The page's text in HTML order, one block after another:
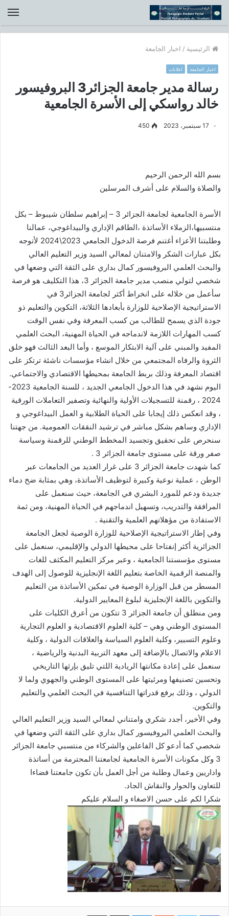
الرئيسية / اخبار الجامعة
اخبار الجامعة اعلانات
رسالة مدير جامعة الجزائر3 البروفيسور
خالد رواسكي إلى الأسرة الجامعية
17 سبتمبر، 2023 450
بسم الله الرحمن الرحيم
والصلاة والسلام على أشرف المرسلين
الأسرة الجامعية لجامعة الجزائر 3 – إبراهيم سلطان شيبوط – بكل
منتسبيها،الزملاء الأساتذة ،الطاقم الإداري والبيداغوجي، عمالنا
وطلبتنا الأعزاء أغتنم فرصة الدخول الجامعي 2023\2024 لأتوجه
بكل عبارات الشكر والامتنان لمعالي السيد وزير التعليم العالي
والبحث العلمي البروفيسور كمال بداري على الثقة التي وضعها في
شخصي لتولي منصب مدير جامعة الجزائر 3، هذا التكليف هو فرصة
سأعمل من خلاله على انخراط أكثر لجامعة الجزائر3 في
الاستراتيجية الإصلاحية للوزارة بأبعادها الثلاثة، التكوين والتعليم ذو
جودة الذي يسمح للطالب من كسب المعرفة وفي نفس الوقت
كسب المهارات اللازمة لاندماجه في الحياة المهنية، البحث العلمي
المفيد والمبني على آلية الابتكار الموسع ، وأما البعد الثالث فهو خلق
الثروة والرفاه المجتمعي من خلال انشاء مؤسسات ناشئة ترتكز على
اقتصاد المعرفة وذلك بربط الجامعة بمحيطها الاقتصادي والاجتماعي.
اليوم نشهد في هذا الدخول الجامعي الجديد ، للسنة الجامعية 2023-
2024 ، رقمنة للتسجيلات الأولية والنهائية وتصفير التعاملات الورقية
، وقد انعكس ذلك إيجابا على الحياة الطلابية و العمل البيداغوجي و
الإداري وساهم بشكل مباشر في ترشيد النققات العمومية. من جهتنا
سنحرص على تحقيق وتجسيد المخطط الوطني للرقمنة وسياسة
صفر ورقة على مستوى جامعة الجزائر 3 .
كما شهدت جامعة الجزائر 3 على غرار العديد من الجامعات عبر
الوطن ، عملية نوعية وكبيرة لتوظيف الأساتذة، وهي بمثابة ضخ دماء
جديدة ودعم للمورد البشري في الجامعة، حيث سنعمل على
المرافقة والتدريب، وتسهيل اندماجهم في الحياة المهنية، ومن ثمة
الاستفادة من مؤهلاتهم العلمية والتقنية .
وفي إطار الاستراتيجية الإصلاحية للوزارة الوصية لجعل الجامعة
الجزائرية أكثر إنفتاحا على محيطها الدولي والإقليمي، سنعمل على
مستوى مؤسستنا الجامعية ، وعبر مركز التعليم المكثف للغات
والمنصة الرقمية الخاصة بتعليم اللغة الإنجليزية للوصول إلى الهدف
المسطر من قبل الوزارة الوصية في تمكين الأساتذة من التعليم
والتكوين باللغة الإنجليزية لبلوغ المعايير الدولية.
ومن منطلق أن جامعة الجزائر 3 تتكون من أعرق الكليات على
المستوى الوطني وهي – كلية العلوم الاقتصادية و العلوم التجارية
وعلوم التسيير، وكلية العلوم السياسة والعلاقات الدولية ، وكلية
الاعلام والاتصال بالإضافة إلى معهد التربية البدنية والرياضية ،
سنعمل على إعادة مكانتها الريادية اللتي تليق بإرثها التاريخي
وتحسين تصنيفها ومرئيتها على المستوى الوطني والجهوي ولما لا
الدولي ، وذلك برفع قدراتها التنافسية في البحث العلمي والتعليم
والتكوين.
وفي الأخير، أجدد شكري وامتناني لمعالي السيد وزير التعليم العالي
والبحث العلمي البروفيسور كمال بداري على الثقة التي وضعها في
شخصي كما أدعو كل الفاعلين والشركاء من منتسبي جامعة الجزائر
3 وكل مكونات الأسرة الجامعية لجامعتنا المحترمة من أساتذة
واداريين وعمال وطلبة من أجل العمل بأن تكون جامعتنا فضاءا
للتعاون والحوار والنقاش الجاد.
شكرا لكم على حسن الاصغاء و السلام عليكم